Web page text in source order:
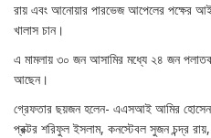
রায় এবং আনোয়ার পারভেজ আপেলের পক্ষের
খালাস চান।
এ মামলায় ৩০ জন আসামির মধ্যে ২৪ জন
আছেন।
গ্রেফতার ছয়জন হলেন- এএসআই আমির হোসেন,
প্রক্টর শরিফুল ইসলাম, কনস্টেবল সুজন চন্দ্র